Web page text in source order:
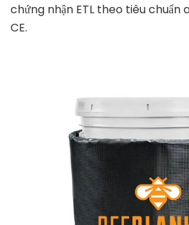
chứng nhận ETL theo tiêu chuẩn
CE.